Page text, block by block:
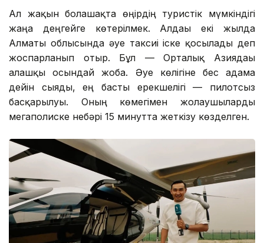
Ал жақын болашақта өңірдің туристік мүмкіндігі
жаңа деңгейге көтерілмек. Алдағы екі жылда
Алматы облысында әуе таксиі іске қосылады деп
жоспарланып отыр. Бұл — Орталық Азиядағы
алғашқы осындай жоба. Әуе көлігіне бес адамға
дейін сыяды, ең басты ерекшелігі — пилотсыз
басқарылуы. Оның көмегімен жолаушыларды
мегаполиске небәрі 15 минутта жеткізу көзделген.